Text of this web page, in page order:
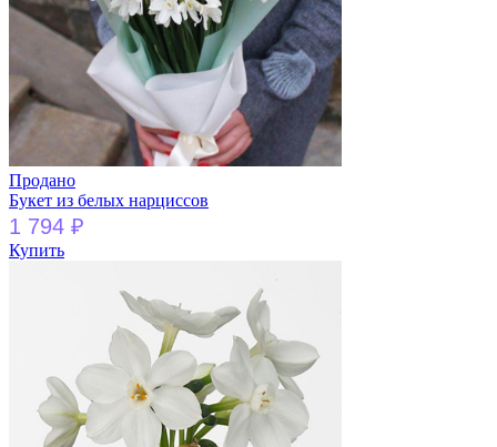
Продано
Букет из белых нарциссов
1 794 ₽
Купить